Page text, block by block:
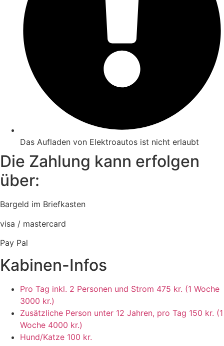
Das Aufladen von Elektroautos ist nicht erlaubt
Die Zahlung kann erfolgen
über:
Bargeld im Briefkasten
visa / mastercard
Pay Pal
Kabinen-Infos
Pro Tag inkl. 2 Personen und Strom 475 kr. (1 Woche
3000 kr.)
Zusätzliche Person unter 12 Jahren, pro Tag 150 kr. (1
Woche 4000 kr.)
Hund/Katze 100 kr.